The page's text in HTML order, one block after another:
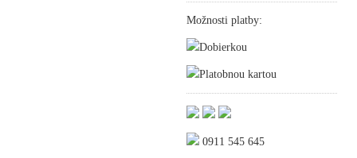
Možnosti platby:
Dobierkou
Platobnou kartou
0911 545 645